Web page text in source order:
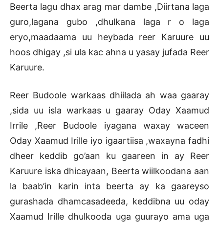
Beerta lagu dhax arag mar dambe ,Diirtana laga
guro,lagana gubo ,dhulkana laga r o laga
eryo,maadaama uu heybada reer Karuure uu
hoos dhigay ,si ula kac ahna u yasay jufada Reer
Karuure.
Reer Budoole warkaas dhiilada ah waa gaaray
,sida uu isla warkaas u gaaray Oday Xaamud
Irrile ,Reer Budoole iyagana waxay waceen
Oday Xaamud Irille iyo igaartiisa ,waxayna fadhi
dheer keddib go’aan ku gaareen in ay Reer
Karuure iska dhicayaan, Beerta wiilkoodana aan
la baab’in karin inta beerta ay ka gaareyso
gurashada dhamcasadeeda, keddibna uu oday
Xaamud Irille dhulkooda uga guurayo ama uga